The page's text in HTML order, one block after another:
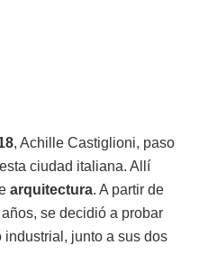
, Achille Castiglioni, paso
ciudad italiana. Allí
arquitectura. A partir de
se decidió a probar
junto a sus dos